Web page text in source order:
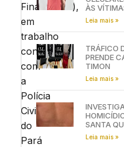
Financeiras),
em
trabalho
conjunto
com
a
Polícia
Civil
do
Pará
ÀS
Leia mais »
TRÁFICO
PRENDE
TIMON
Leia mais »
SANTA
Leia mais »